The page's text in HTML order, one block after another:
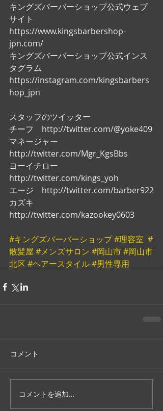
キングズバーバーショップ公式ウェブ
サイト
https://www.kingsbarbershop-
jpn.com/
キングズバーバーショップ公式インス
タグラム
https://instagram.com/kingsbarbers
hop_jpn
スタッフのツイッター
チーフ　http://twitter.com/@yoke409
マネージャー
http://twitter.com/Mgr_KgsBbs
ヨーイチロー
http://twitter.com/kings_yoh
エージ　http://twitter.com/barber922
カズキ
http://twitter.com/kazookey0603
#キングズバーバーショップ#理容室 #
散髪屋 #メンズサロン #岡山市#岡山市
北区 #ヘアースタイル#男性専用
コメント
コメントを追加…